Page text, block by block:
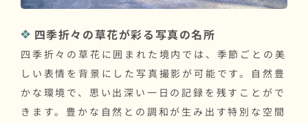
四季折々の草花が彩る写真の名所
四季折々の草花に囲まれた境内では、季節ごとの美
しい表情を背景にした写真撮影が可能です。自然豊
かな環境で、思い出深い一日の記録を残すことがで
きます。豊かな自然との調和が生み出す特別な空間